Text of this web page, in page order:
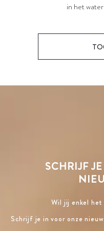
in het
SCHRIJF
Wil jij enkel
Schrijf je in voor onze